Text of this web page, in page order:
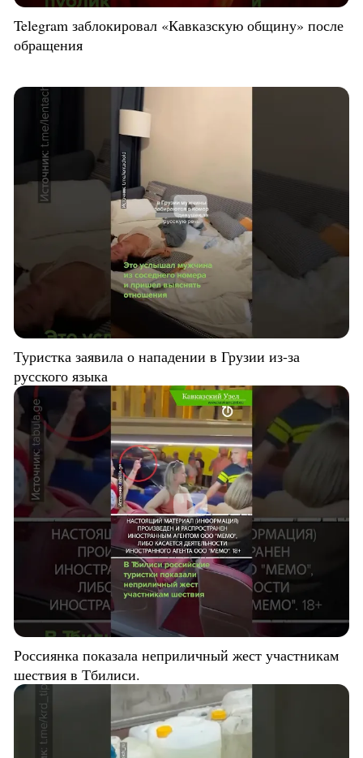
Telegram заблокировал «Кавказскую общину» после
обращения
Туристка заявила о нападении в Грузии из-за
русского языка
Россиянка показала неприличный жест участникам
шествия в Тбилиси.